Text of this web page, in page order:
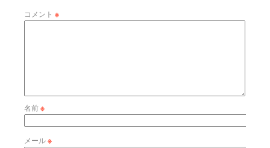
コメント ※
名前※
メール※